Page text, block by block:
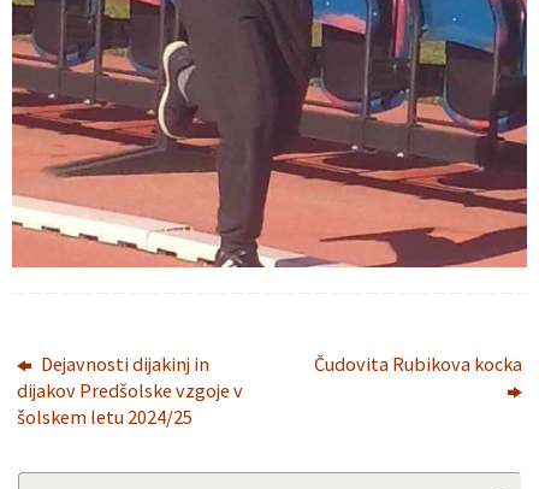
Dejavnosti dijakinj in
dijakov Predšolske vzgoje v
šolskem letu 2024/25
Čudovita Rubikova kocka